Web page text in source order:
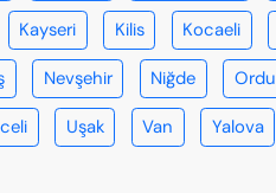
Kayseri Kilis Kocaeli
Nevşehir Niğde Ordu
Uşak Van Yalova